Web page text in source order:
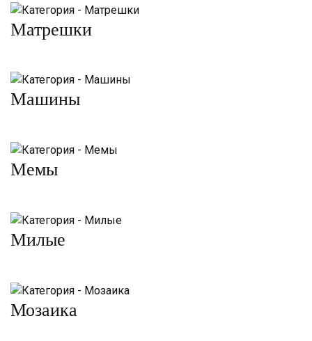
Матрешки
Машины
Мемы
Милые
Мозаика